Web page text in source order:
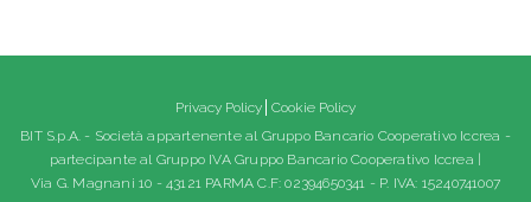
Privacy Policy Cookie Policy
BIT S.p.A. - Società appartenente al Gruppo Bancario Cooperativo Iccrea -
partecipante al Gruppo IVA Gruppo Bancario Cooperativo Iccrea |
Via G. Magnani 10 - 43121 PARMA C.F: 02394650341 - P. IVA: 15240741007